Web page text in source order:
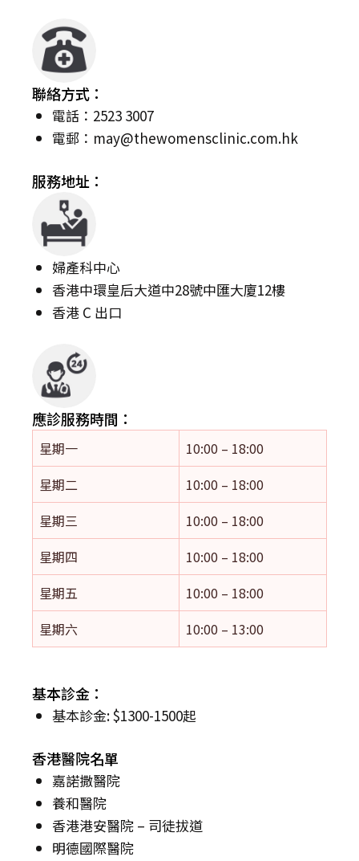
聯絡方式：
電話：2523 3007
電郵： may@thewomensclinic.com.hk
服務地址：
婦產科中心
香港中環皇后大道中28號中匯大廈12樓
香港 C 出口
應診服務時間：
星期一
10:00 – 18:00
星期二
10:00 – 18:00
星期三
10:00 – 18:00
星期四
10:00 – 18:00
星期五
10:00 – 18:00
星期六
10:00 – 13:00
基本診金：
基本診金: $1300-1500起
香港醫院名單
嘉諾撒醫院
養和醫院
香港港安醫院 – 司徒拔道
明德國際醫院